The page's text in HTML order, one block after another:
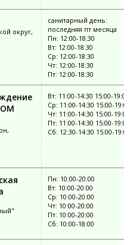
округ,
санитарный день:
последняя пт месяца
Пн: 12:00-18:30
Вт: 12:00-18:30
Ср: 12:00-18:30
Чт: 12:00-18:30
Пт: 12:00-18:30
Вт: 11:00-14:30 15:00-19:00
Ср: 11:00-14:30 15:00-19:00
Чт: 11:00-14:30 15:00-19:00
Пт: 11:00-14:30 15:00-19:00
Сб: 12:30-14:30 15:00-19:00
Пн: 10:00-20:00
Вт: 10:00-20:00
Ср: 10:00-20:00
Чт: 10:00-20:00
Пт: 10:00-20:00
Сб: 10:00-18:00